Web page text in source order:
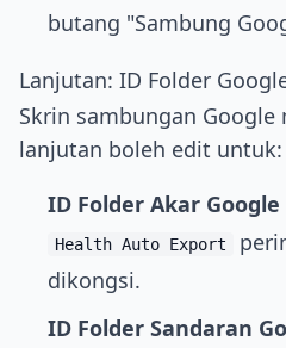
butang "Sambung
Lanjutan: ID Folder
Skrin sambungan
lanjutan boleh edit untuk:
ID Folder Akar Google
Health Auto Export
dikongsi.
ID Folder Sandaran